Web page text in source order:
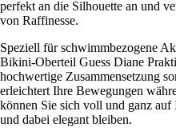
perfekt an die Silhouette an und
von Raffinesse.
Speziell für schwimmbezogene
Bikini-Oberteil Guess Diane
hochwertige Zusammensetzung
erleichtert Ihre Bewegungen
können Sie sich voll und ganz auf
und dabei elegant bleiben.